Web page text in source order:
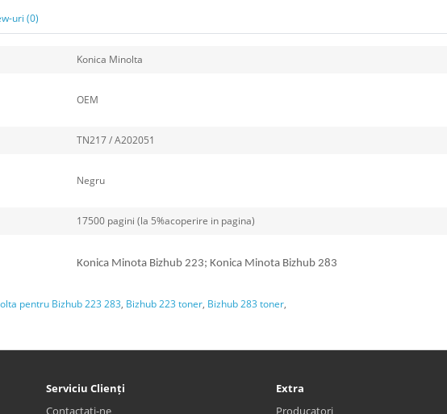
uri (0)
Konica Minolta
OEM
TN217 / A202051
Negru
17500 pagini (la 5%acoperire in pagina)
Konica Minota Bizhub 223; Konica Minota Bizhub 283
pentru Bizhub 223 283, Bizhub 223 toner, Bizhub 283 toner,
Serviciu Clienți
Contactați-ne
Extra
Producatori